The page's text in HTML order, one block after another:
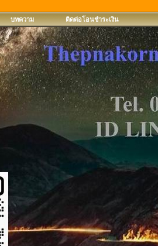
บทความ ติดต่อโอนชำระเงิน